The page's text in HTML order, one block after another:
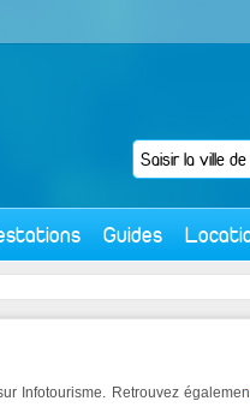
Guides
Infotourisme. Retrouvez